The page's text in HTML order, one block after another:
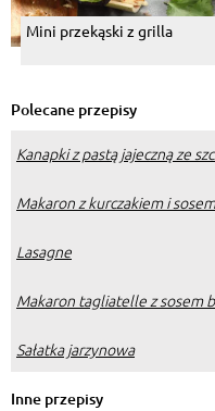
Mini przekąski z grilla
Polecane przepisy
Kanapki z pastą jajeczną ze
Makaron z kurczakiem i
Lasagne
Makaron tagliatelle z sosem
Sałatka jarzynowa
Inne przepisy